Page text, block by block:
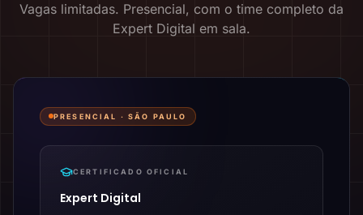
Vagas limitadas. Presencial, com o time completo da
Expert Digital em sala.
PRESENCIAL ·SÃO PAULO
CERTIFICADO OFICIAL
Expert Digital